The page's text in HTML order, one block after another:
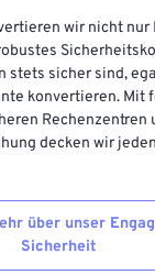
wir nicht nur
stets sicher sind,
konvertieren.
Rechenzentren
decken wir
über unser
Sicherheit